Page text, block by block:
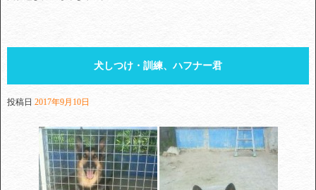
犬しつけ・訓練、ハフナー君
投稿日 2017年9月10日